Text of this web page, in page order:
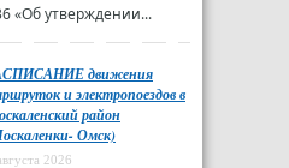
«Об утверждении...
движения
и электропоездов в
район
Омск)
2026